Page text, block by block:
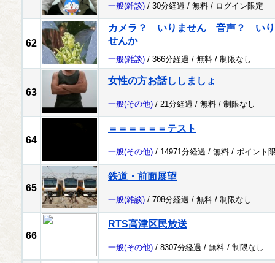
一般(雑談) / 30分経過 / 無料 / ログイン限定
62
カメラ？ いりません 音声？ いり
せんか
一般(雑談) / 366分経過 / 無料 / 制限なし
63
女性の方お話ししましょ
一般(その他) / 21分経過 / 無料 / 制限なし
64
＝＝＝＝＝＝テスト
一般(その他) / 14971分経過 / 無料 / ポイント
65
鉄道・前面展望
一般(雑談) / 708分経過 / 無料 / 制限なし
66
RTS高津区民放送
一般(その他) / 8307分経過 / 無料 / 制限なし